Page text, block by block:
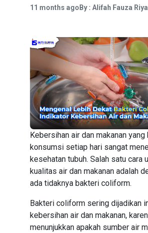
11 months ago By : Alifah Fauza
Kebersihan air dan makanan yang
konsumsi setiap hari sangat
kesehatan tubuh. Salah satu cara
kualitas air dan makanan adalah
ada tidaknya bakteri coliform.
Bakteri coliform sering dijadikan
kebersihan air dan makanan,
menunjukkan apakah sumber air